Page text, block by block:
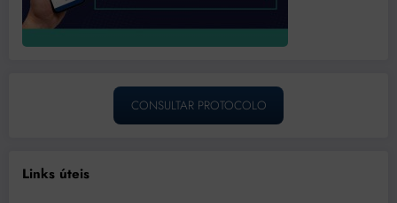
CONSULTAR PROTOCOLO
Links úteis